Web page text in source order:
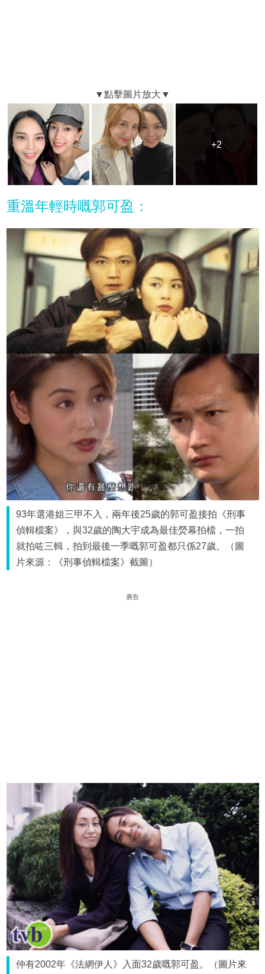
+2
+2
重溫年輕時嘅郭可盈：
93年選港姐三甲不入，兩年後25歲的郭可盈接拍《刑事
偵輯檔案》，與32歲的陶大宇成為最佳熒幕拍檔，一拍
就拍咗三輯，拍到最後一季嘅郭可盈都只係27歲。（圖
片來源：《刑事偵輯檔案》截圖）
廣告
仲有2002年《法網伊人》入面32歲嘅郭可盈。（圖片來